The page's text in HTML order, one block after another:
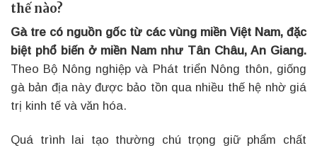
thế nào?
Gà tre có nguồn gốc từ các vùng miền Việt Nam, đặc
biệt phổ biến ở miền Nam như Tân Châu, An Giang.
Theo Bộ Nông nghiệp và Phát triển Nông thôn, giống
gà bản địa này được bảo tồn qua nhiều thế hệ nhờ giá
trị kinh tế và văn hóa.
Quá trình lai tạo thường chú trọng giữ phẩm chất